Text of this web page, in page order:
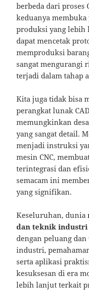
berbeda dari proses
keduanya
produksi yang lebih
dapat mencetak
memproduksi
sangat mengurangi
terjadi dalam tahap
Kita juga tidak bisa
perangkat lunak
memungkinkan
yang sangat detail.
menjadi instruksi
mesin CNC,
terintegrasi dan
semacam ini
yang signifikan.
Keseluruhan, dunia
dan teknik industri
dengan peluang
industri,
serta aplikasi
kesuksesan di era
lebih lanjut terkait